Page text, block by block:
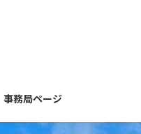
事務局ページ